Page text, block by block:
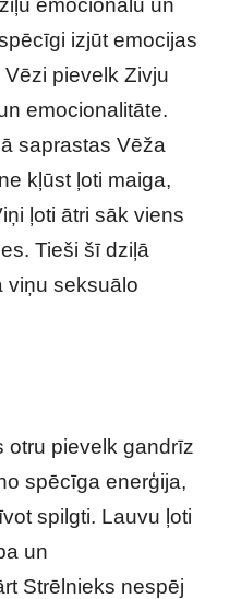
emocionālu un
izjūt emocijas
pievelk Zivju
emocionalitāte.
saprastas Vēža
kļūst ļoti maiga,
ļoti ātri sāk viens
Tieši šī dziļā
viņu seksuālo
otru pievelk gandrīz
spēcīga enerģija,
spilgti. Lauvu ļoti
un
Strēlnieks nespēj